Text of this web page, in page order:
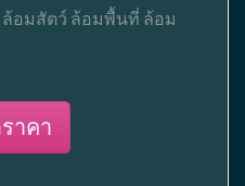
ล้อมสัตว์ ล้อมพื้นที่ ล้อม
าคา